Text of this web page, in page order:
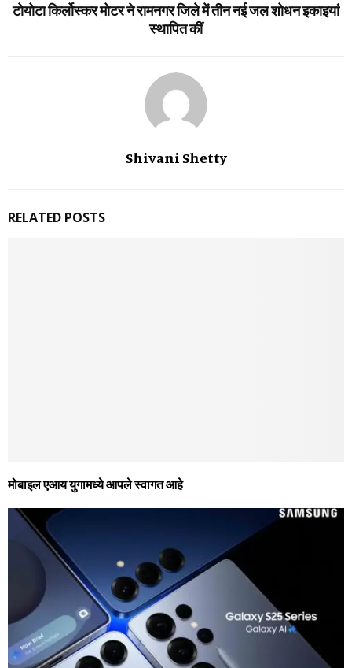
टोयोटा किर्लोस्कर मोटर ने रामनगर जिले में तीन नई जल शोधन इकाइयां
स्थापित कीं
Shivani Shetty
RELATED POSTS
मोबाइल एआय युगामध्‍ये आपले स्‍वागत आहे